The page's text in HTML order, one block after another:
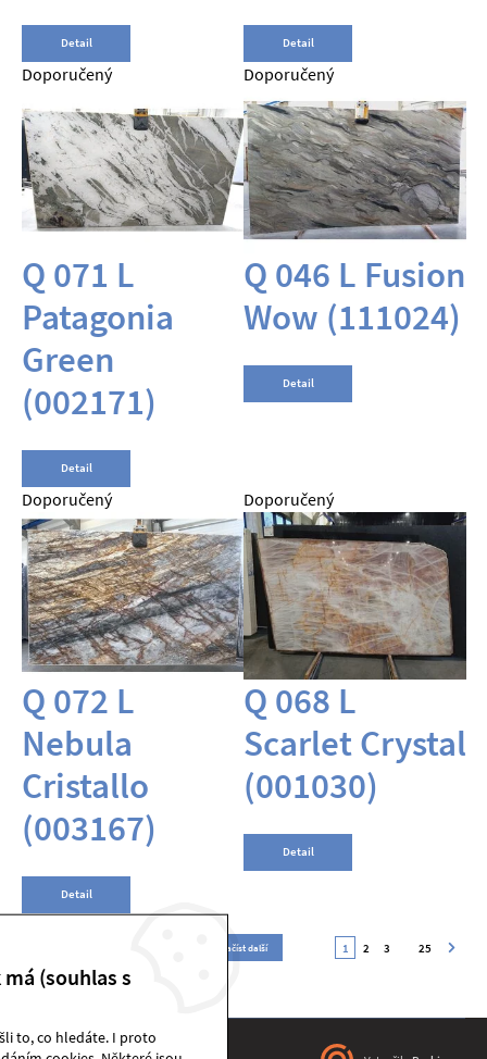
Detail Detail
Doporučený
Q 071 L
Patagonia
Green
(002171)
Detail
Doporučený
Q 046 L Fusion
Wow (111024)
Detail
Doporučený
Q 072 L
Nebula
Cristallo
(003167)
Detail
Doporučený
Q 068 L
Scarlet Crystal
(001030)
Detail
Načíst další 1 2 3 25
(souhlas s
to, co hledáte. I proto